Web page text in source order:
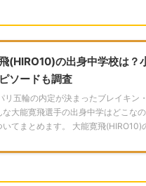
(HIRO10)の出身中学校は？
ソードも調査
リ五輪の内定が決まったブレイキン
な大能寛飛選手の出身中学はどこな
いてまとめます。 大能寛飛(HIRO10)